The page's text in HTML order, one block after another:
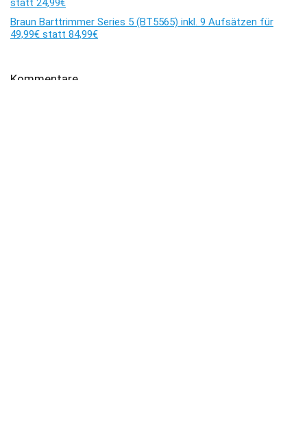
statt 24,99€
Braun Barttrimmer Series 5 (BT5565) inkl. 9 Aufsätzen für
49,99€ statt 84,99€
Kommentare